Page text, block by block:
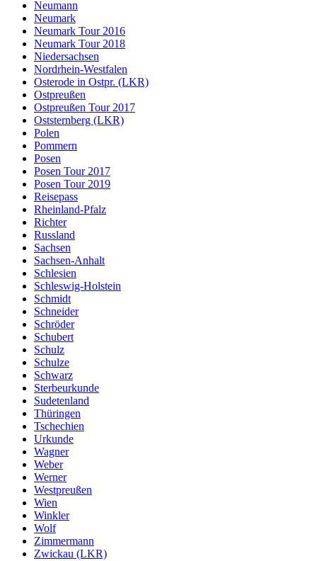
Neumann
Neumark
Neumark Tour 2016
Neumark Tour 2018
Niedersachsen
Nordrhein-Westfalen
Osterode in Ostpr. (LKR)
Ostpreußen
Ostpreußen Tour 2017
Oststernberg (LKR)
Polen
Pommern
Posen
Posen Tour 2017
Posen Tour 2019
Reisepass
Rheinland-Pfalz
Richter
Russland
Sachsen
Sachsen-Anhalt
Schlesien
Schleswig-Holstein
Schmidt
Schneider
Schröder
Schubert
Schulz
Schulze
Schwarz
Sterbeurkunde
Sudetenland
Thüringen
Tschechien
Urkunde
Wagner
Weber
Werner
Westpreußen
Wien
Winkler
Wolf
Zimmermann
Zwickau (LKR)